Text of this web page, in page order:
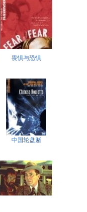
畏惧与恐惧
中国轮盘赌